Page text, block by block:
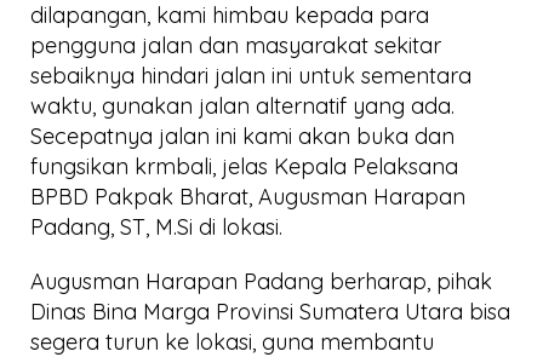
dilapangan, kami himbau kepada para
pengguna jalan dan masyarakat sekitar
sebaiknya hindari jalan ini untuk sementara
waktu, gunakan jalan alternatif yang ada.
Secepatnya jalan ini kami akan buka dan
fungsikan krmbali, jelas Kepala Pelaksana
BPBD Pakpak Bharat, Augusman Harapan
Padang, ST, M.Si di lokasi.
Augusman Harapan Padang berharap, pihak
Dinas Bina Marga Provinsi Sumatera Utara bisa
segera turun ke lokasi, guna membantu